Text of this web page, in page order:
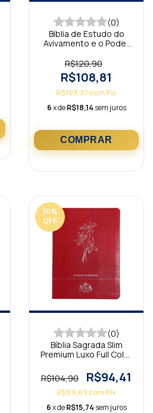
(0)
Bíblia de Estudo do
Avivamento e o Poder
Capa 02
R$120,90
R$108,81
R$103,37 comPix
6x deR$18,14 sem juros
10%
OFF
(0)
Bíblia Sagrada Slim
Premium Luxo Full Color
Vermelho NVA
R$104,90 R$94,41
R$89,69 comPix
6x deR$15,74 sem juros